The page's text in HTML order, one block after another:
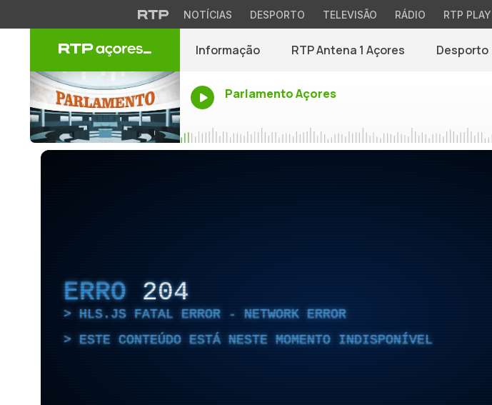
NOTÍCIAS DESPORTO TELEVISÃO RÁDIO RTP PLAY
Informação RTP Antena 1 Açores Desporto
Parlamento Açores
ERRO 204
HLS.JS FATAL ERROR - NETWORK ERROR
ESTE CONTEÚDO ESTÁ NESTE MOMENTO INDISPONÍVEL